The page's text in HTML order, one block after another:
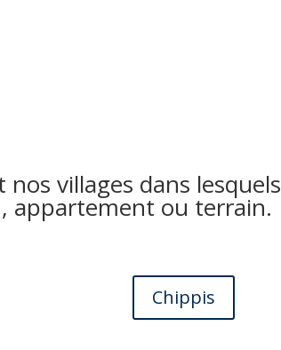
villages dans lesquels
appartement ou terrain.
Chippis